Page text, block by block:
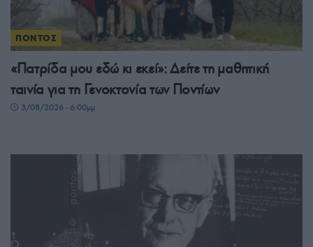
ΠΟΝΤΟΣ
«Πατρίδα μου εδώ κι εκεί»: Δείτε τη μαθητική
ταινία για τη Γενοκτονία των Ποντίων
3/08/2026 - 6:00μμ